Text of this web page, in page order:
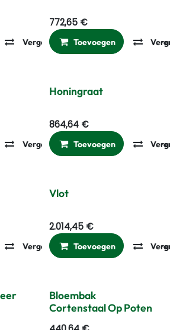
Vergelijken Toevoegen aan
772,65€
Toevoegen
Vergelijken Toevoegen aan
Honingraat
864,64€
Toevoegen
Vergelijken Toevoegen aan
Vlot
2.014,45€
Toevoegen
Bloembak
Cortenstaal Op Poten